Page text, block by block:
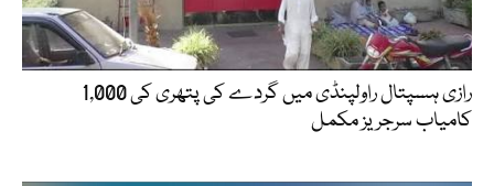
رازی ہسپتال راولپنڈی میں گردے کی پتھری کی 1,000
کامیاب سرجریز مکمل